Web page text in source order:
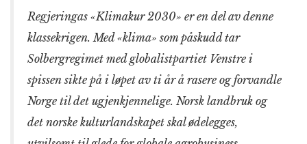
Regjeringas «Klimakur 2030» er en del av denne
klassekrigen. Med «klima» som påskudd tar
Solbergregimet med globalistpartiet Venstre i
spissen sikte på i løpet av ti år å rasere og forvandle
Norge til det ugjenkjennelige. Norsk landbruk og
det norske kulturlandskapet skal ødelegges,